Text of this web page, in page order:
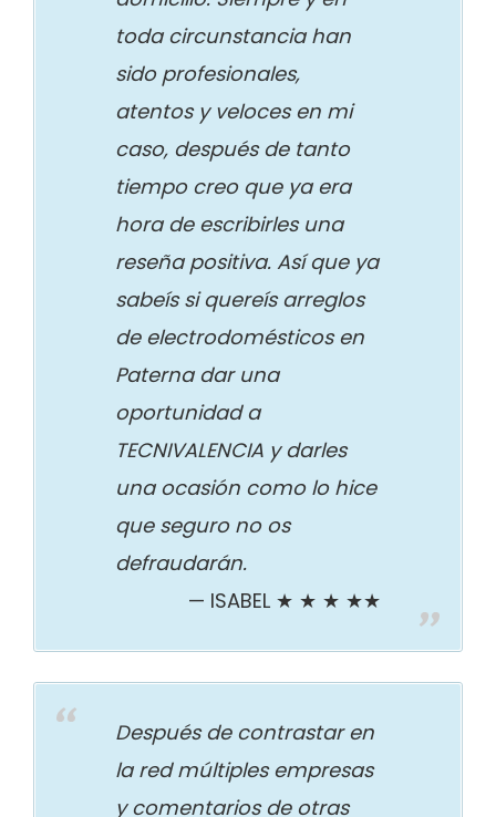
toda circunstancia han
sido profesionales,
atentos y veloces en mi
caso, después de tanto
tiempo creo que ya era
hora de escribirles una
reseña positiva. Así que ya
sabeís si quereís arreglos
de electrodomésticos en
Paterna dar una
oportunidad a
TECNIVALENCIA y darles
una ocasión como lo hice
que seguro no os
defraudarán.
ISABEL ★ ★ ★ ★★
Después de contrastar en
la red múltiples empresas
y comentarios de otras